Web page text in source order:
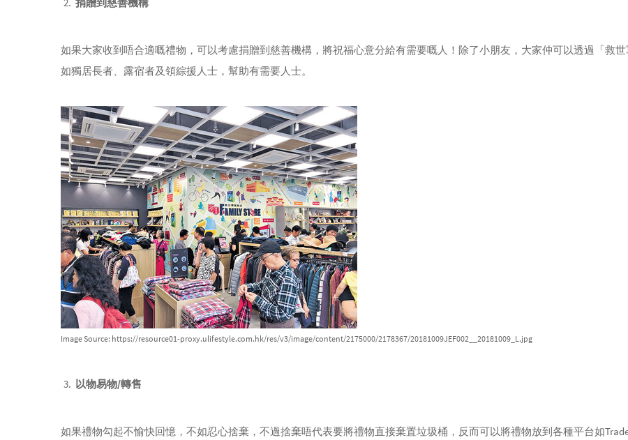
捐贈到慈善機構
如果大家收到唔合適嘅禮物，可以考慮捐贈到慈善機構，將祝福心意分給有需要嘅人！除了小朋友，大家仲可以透過「救
如獨居長者、露宿者及領綜援人士，幫助有需要人士。
Image Source: https://resource01-proxy.ulifestyle.com.hk/res/v3/image/content/2175000/2178367/20181009JEF002__20181009_L.jpg
以物易物/轉售
如果禮物勾起不愉快回憶，不如忍心捨棄，不過捨棄唔代表要將禮物直接棄置垃圾桶，反而可以將禮物放到各種平台如